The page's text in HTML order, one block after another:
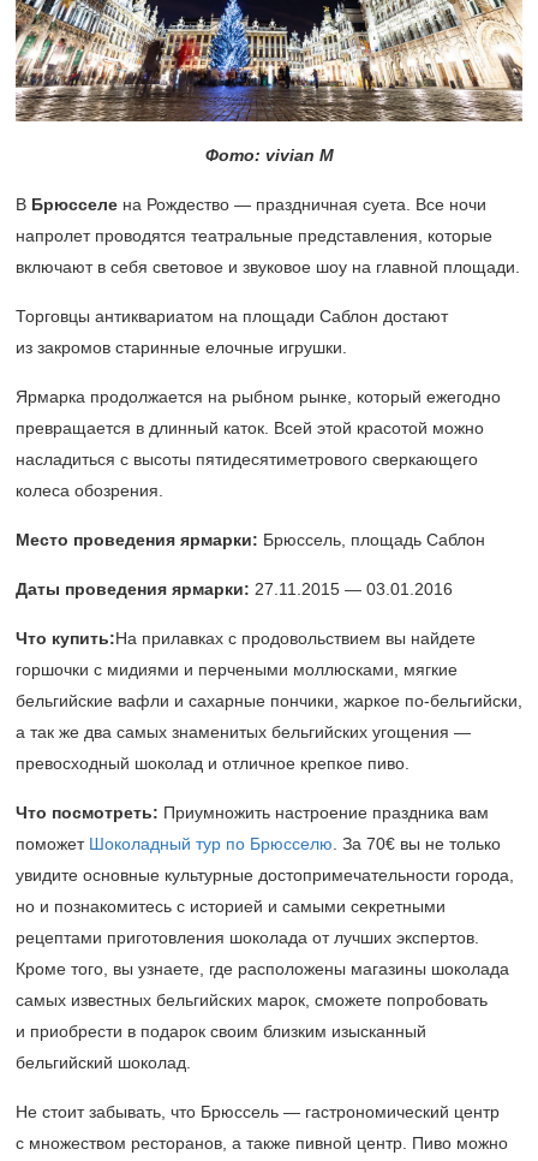
Фото: vivian M
В Брюсселе на Рождество — праздничная суета. Все ночи
напролет проводятся театральные представления, которые
включают в себя световое и звуковое шоу на главной площади.
Торговцы антиквариатом на площади Саблон достают
из закромов старинные елочные игрушки.
Ярмарка продолжается на рыбном рынке, который ежегодно
превращается в длинный каток. Всей этой красотой можно
насладиться с высоты пятидесятиметрового сверкающего
колеса обозрения.
Место проведения ярмарки: Брюссель, площадь Саблон
Даты проведения ярмарки: 27.11.2015 — 03.01.2016
Что купить:На прилавках с продовольствием вы найдете
горшочки с мидиями и перчеными моллюсками, мягкие
бельгийские вафли и сахарные пончики, жаркое по-бельгийски,
а так же два самых знаменитых бельгийских угощения —
превосходный шоколад и отличное крепкое пиво.
Что посмотреть: Приумножить настроение праздника вам
поможет Шоколадный тур по Брюсселю . За 70€ вы не только
увидите основные культурные достопримечательности города,
но и познакомитесь с историей и самыми секретными
рецептами приготовления шоколада от лучших экспертов.
Кроме того, вы узнаете, где расположены магазины шоколада
самых известных бельгийских марок, сможете попробовать
и приобрести в подарок своим близким изысканный
бельгийский шоколад.
Не стоит забывать, что Брюссель — гастрономический центр
с множеством ресторанов, а также пивной центр. Пиво можно